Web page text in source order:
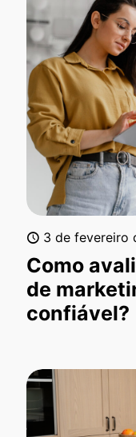
3 de fevereiro
Como
de
confiável?